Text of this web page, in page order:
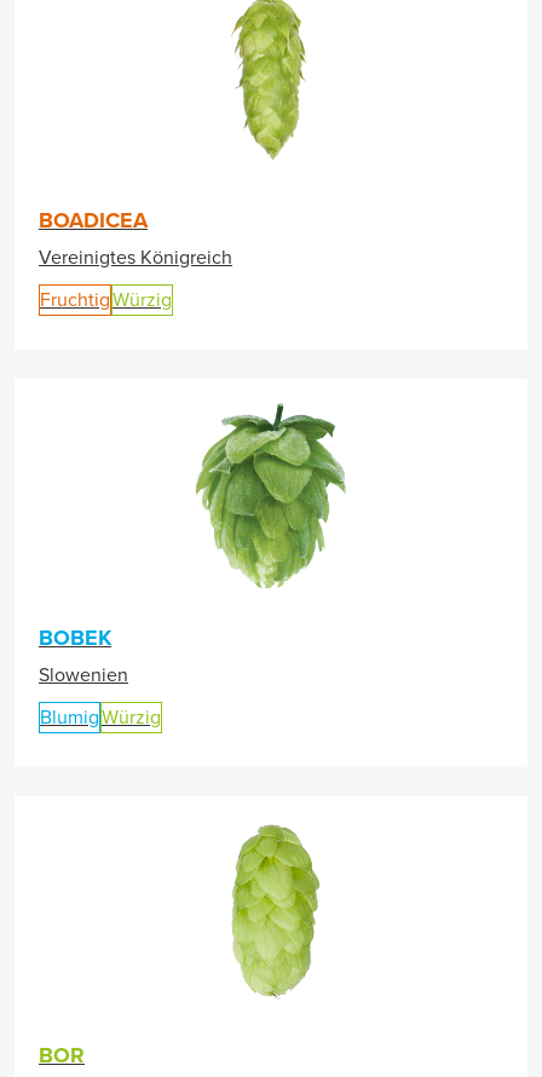
BOADICEA
Vereinigtes Königreich
FruchtigWürzig
BOBEK
Slowenien
BlumigWürzig
BOR